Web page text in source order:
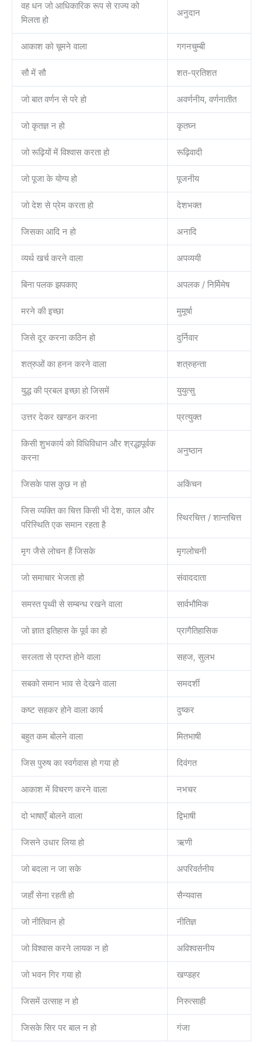
वह धन जो आधिकारिक रूप से राज्य को
मिलता हो
अनुदान
आकाश को चूमने वाला गगनचुम्बी
सौ में सौ शत-प्रतिशत
जो बात वर्णन से परे हो अवर्णनीय, वर्णनातीत
जो कृतज्ञ न हो कृतघ्न
जो रूढ़ियों में विश्वास करता हो रूढ़िवादी
जो पूजा के योग्य हो पूजनीय
जो देश से प्रेम करता हो देशभक्त
जिसका आदि न हो अनादि
व्यर्थ खर्च करने वाला अपव्ययी
बिना पलक झपकाए अपलक / निर्मिमेष
मरने की इच्छा मुमूर्षा
जिसे दूर करना कठिन हो दुर्निवार
शत्रुओं का हनन करने वाला शत्रुहन्ता
युद्ध की प्रबल इच्छा हो जिसमें युयुत्सु
उत्तर देकर खण्डन करना प्रत्युक्त
किसी शुभकार्य को विधिविधान और श्रद्धापूर्वक
करना
अनुष्ठान
जिसके पास कुछ न हो अकिंचन
जिस व्यक्ति का चित्त किसी भी देश, काल और
परिस्थिति एक समान रहता है
स्थिरचित्त / शान्तचित्त
मृग जैसे लोचन हैं जिसके मृगलोचनी
जो समाचार भेजता हो संवाददाता
समस्त पृथ्वी से सम्बन्ध रखने वाला सार्वभौमिक
जो ज्ञात इतिहास के पूर्व का हो प्रागैतिहासिक
सरलता से प्राप्त होने वाला सहज, सुलभ
सबको समान भाव से देखने वाला समदर्शी
कष्ट सहकर होने वाला कार्य दुष्कर
बहुत कम बोलने वाला मितभाषी
जिस पुरुष का स्वर्गवास हो गया हो दिवंगत
आकाश में विचरण करने वाला नभचर
दो भाषाएँ बोलने वाला द्विभाषी
जिसने उधार लिया हो ऋणी
जो बदला न जा सके अपरिवर्तनीय
जहाँ सेना रहती हो सैन्यवास
जो नीतिवान हो नीतिज्ञ
जो विश्वास करने लायक न हो अविश्वसनीय
जो भवन गिर गया हो खण्डहर
जिसमें उत्साह न हो निरुत्साही
जिसके सिर पर बाल न हो गंजा